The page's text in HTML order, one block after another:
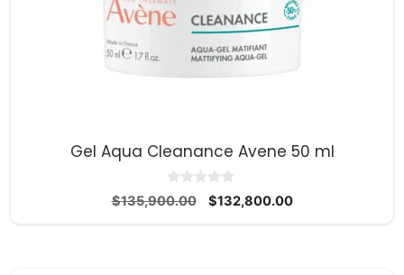
Gel Aqua Cleanance Avene 50 ml
0
d
$135,900.00
El
$132,800.00El